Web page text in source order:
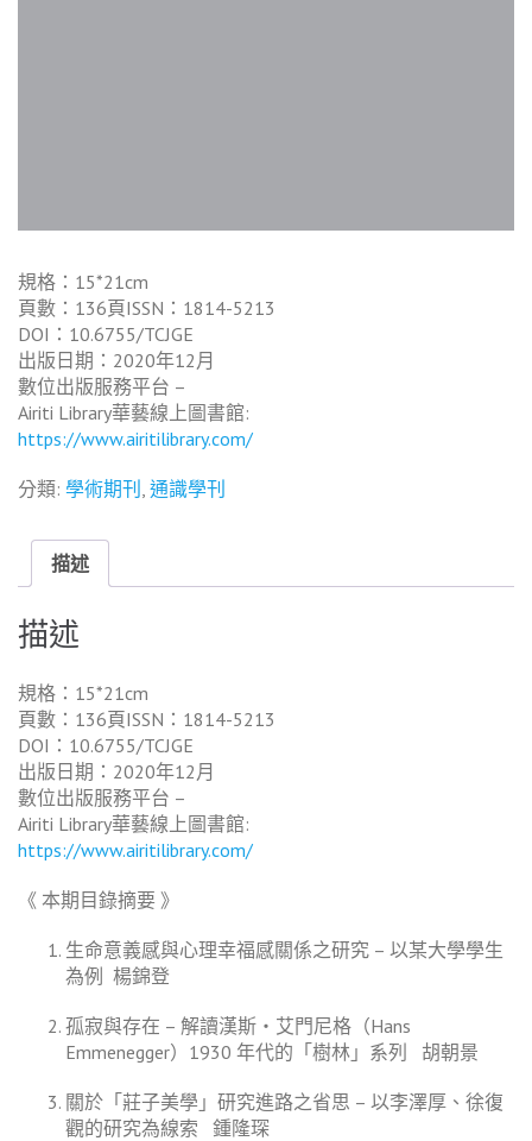
規格：15*21cm
頁數：136頁ISSN：1814-5213
DOI：10.6755/TCJGE
出版日期：2020年12月
數位出版服務平台 –
Airiti Library華藝線上圖書館:
https://www.airitilibrary.com/
分類: 學術期刊 , 通識學刊
描述
描述
規格：15*21cm
頁數：136頁ISSN：1814-5213
DOI：10.6755/TCJGE
出版日期：2020年12月
數位出版服務平台 –
Airiti Library華藝線上圖書館:
https://www.airitilibrary.com/
《 本期目錄摘要 》
生命意義感與心理幸福感關係之研究 – 以某大學學生
為例 楊錦登
孤寂與存在 – 解讀漢斯‧艾門尼格（Hans
Emmenegger）1930 年代的「樹林」系列
胡朝景
關於「莊子美學」研究進路之省思 – 以李澤厚、徐復
觀的研究為線索
鍾隆琛